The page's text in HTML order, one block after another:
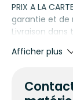
PRIX A LA
garantie et
Livraison
Basés en
Toyota,
Afficher plus